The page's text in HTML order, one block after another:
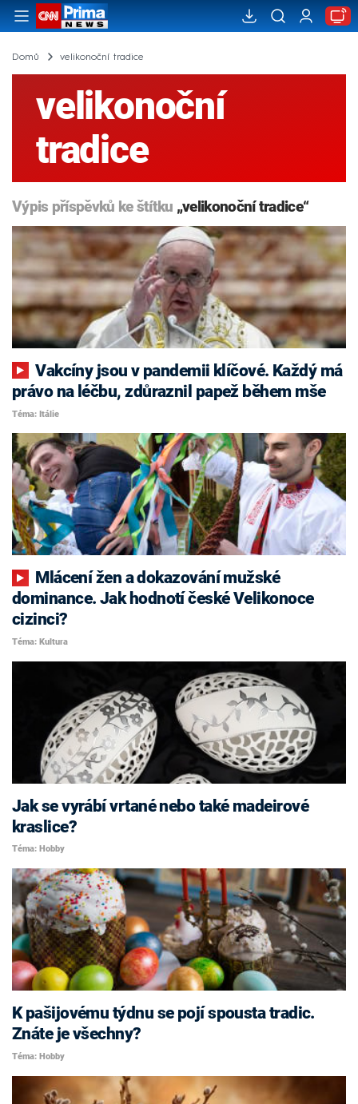
Domů velikonoční tradice
velikonoční
tradice
Výpis příspěvků ke štítku „velikonoční tradice“
Vakcíny jsou v pandemii klíčové. Každý má
právo na léčbu, zdůraznil papež během mše
Téma: Itálie
dominance. Jak hodnotí české Velikonoce
cizinci?
Téma: Kultura
Jak se vyrábí vrtané nebo také madeirové
kraslice?
Téma: Hobby
K pašijovému týdnu se pojí spousta tradic.
Znáte je všechny?
Téma: Hobby